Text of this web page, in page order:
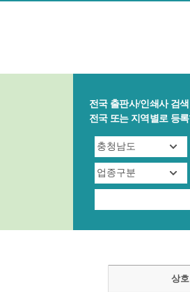
전국 출판사/인쇄사 검
전국 또는 지역별로 등
상호